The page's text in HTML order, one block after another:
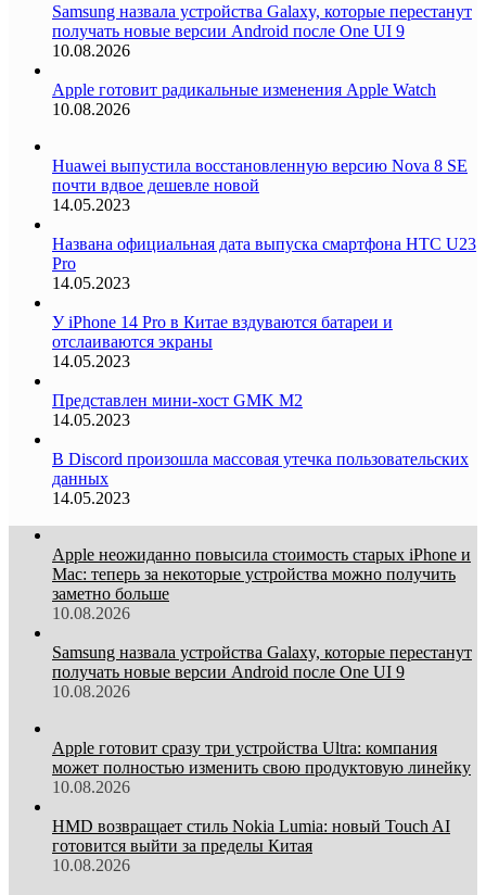
Samsung назвала устройства Galaxy, которые перестанут
получать новые версии Android после One UI 9
10.08.2026
Apple готовит радикальные изменения Apple Watch
10.08.2026
Huawei выпустила восстановленную версию Nova 8 SE
почти вдвое дешевле новой
14.05.2023
Названа официальная дата выпуска смартфона HTC U23
Pro
14.05.2023
У iPhone 14 Pro в Китае вздуваются батареи и
отслаиваются экраны
14.05.2023
Представлен мини-хост GMK M2
14.05.2023
В Discord произошла массовая утечка пользовательских
данных
14.05.2023
Apple неожиданно повысила стоимость старых iPhone и
Mac: теперь за некоторые устройства можно получить
заметно больше
10.08.2026
Samsung назвала устройства Galaxy, которые перестанут
получать новые версии Android после One UI 9
10.08.2026
Apple готовит сразу три устройства Ultra: компания
может полностью изменить свою продуктовую линейку
10.08.2026
HMD возвращает стиль Nokia Lumia: новый Touch AI
готовится выйти за пределы Китая
10.08.2026